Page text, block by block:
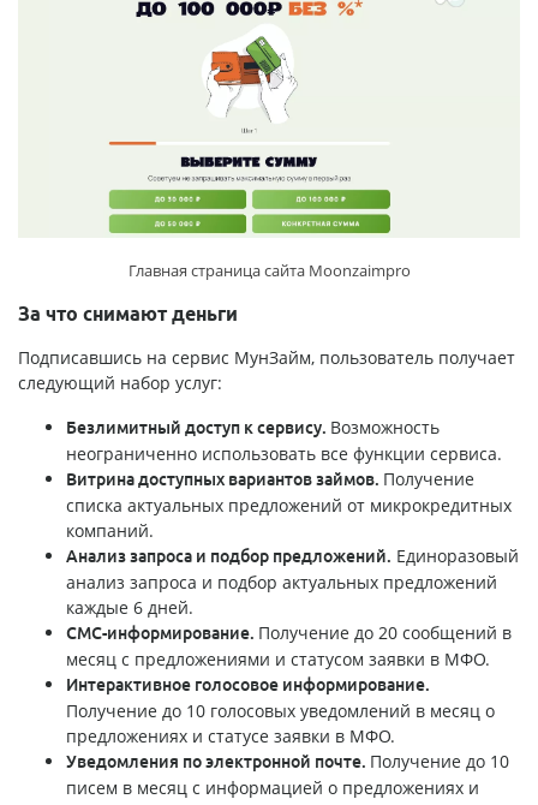
Главная страница сайта Moonzaimpro
За что снимают деньги
Подписавшись на сервис МунЗайм, пользователь получает
следующий набор услуг:
Безлимитный доступ к сервису. Возможность
неограниченно использовать все функции сервиса.
Витрина доступных вариантов займов. Получение
списка актуальных предложений от микрокредитных
компаний.
Анализ запроса и подбор предложений. Единоразовый
анализ запроса и подбор актуальных предложений
каждые 6 дней.
СМС-информирование. Получение до 20 сообщений в
месяц с предложениями и статусом заявки в МФО.
Интерактивное голосовое информирование.
Получение до 10 голосовых уведомлений в месяц о
предложениях и статусе заявки в МФО.
Уведомления по электронной почте. Получение до 10
писем в месяц с информацией о предложениях и